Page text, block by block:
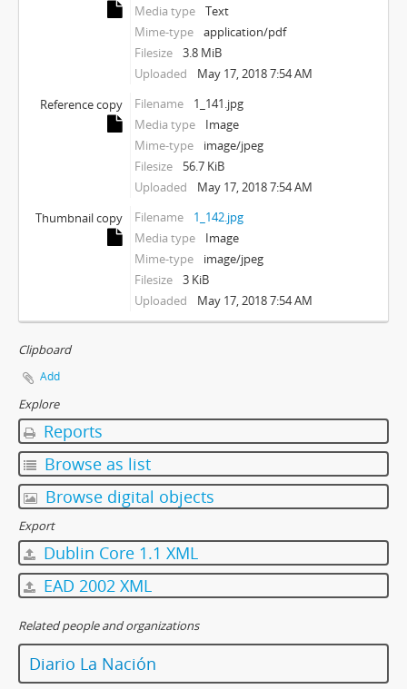
Media type
Text
Mime-type
application/pdf
Filesize
3.8 MiB
Uploaded
May 17, 2018 7:54 AM
Reference copy
Filename
1_141.jpg
Media type
Image
Mime-type
image/jpeg
Filesize
56.7 KiB
Uploaded
May 17, 2018 7:54 AM
Thumbnail copy
Filename
1_142.jpg
Media type
Image
Mime-type
image/jpeg
Filesize
3 KiB
Uploaded
May 17, 2018 7:54 AM
Clipboard
Add
Explore
Reports
Browse as list
Browse digital objects
Export
Dublin Core 1.1 XML
EAD 2002 XML
Related people and organizations
Diario La Nación